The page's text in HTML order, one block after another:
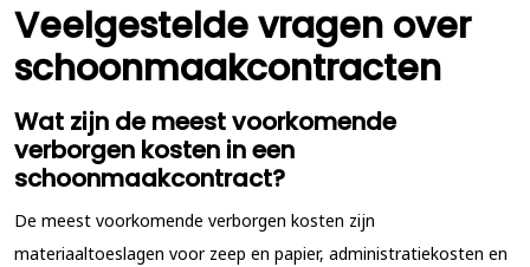
Veelgestelde vragen over
schoonmaakcontracten
Wat zijn de meest voorkomende
verborgen kosten in een
schoonmaakcontract?
De meest voorkomende verborgen kosten zijn
materiaaltoeslagen voor zeep en papier, administratiekosten en